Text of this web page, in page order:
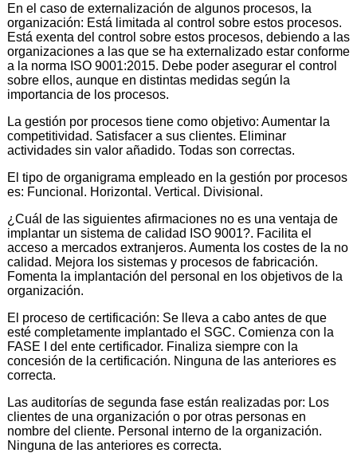
En el caso de externalización de algunos procesos, la
organización: Está limitada al control sobre estos procesos.
Está exenta del control sobre estos procesos, debiendo a las
organizaciones a las que se ha externalizado estar conforme
a la norma ISO 9001:2015. Debe poder asegurar el control
sobre ellos, aunque en distintas medidas según la
importancia de los procesos.
La gestión por procesos tiene como objetivo: Aumentar la
competitividad. Satisfacer a sus clientes. Eliminar
actividades sin valor añadido. Todas son correctas.
El tipo de organigrama empleado en la gestión por procesos
es: Funcional. Horizontal. Vertical. Divisional.
¿Cuál de las siguientes afirmaciones no es una ventaja de
implantar un sistema de calidad ISO 9001?. Facilita el
acceso a mercados extranjeros. Aumenta los costes de la no
calidad. Mejora los sistemas y procesos de fabricación.
Fomenta la implantación del personal en los objetivos de la
organización.
El proceso de certificación: Se lleva a cabo antes de que
esté completamente implantado el SGC. Comienza con la
FASE I del ente certificador. Finaliza siempre con la
concesión de la certificación. Ninguna de las anteriores es
correcta.
Las auditorías de segunda fase están realizadas por: Los
clientes de una organización o por otras personas en
nombre del cliente. Personal interno de la organización.
Ninguna de las anteriores es correcta.